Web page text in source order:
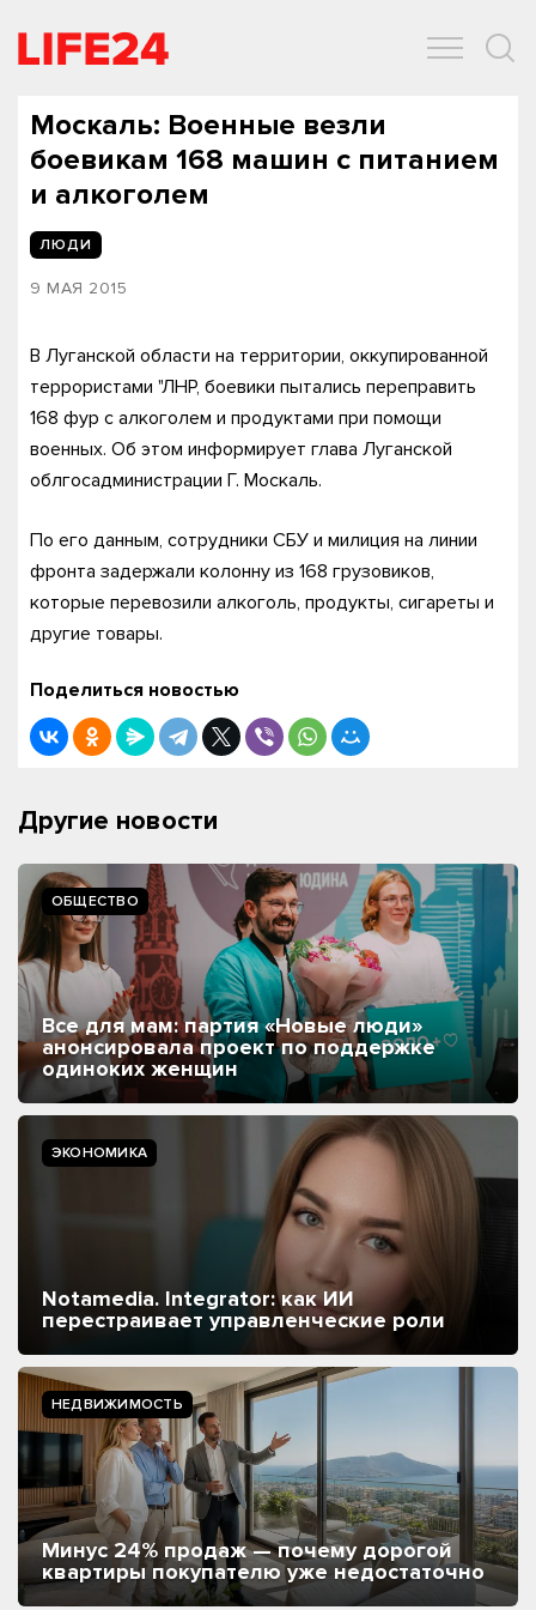
Москаль: Военные везли
боевикам 168 машин с питанием
и алкоголем
ЛЮДИ
9 МАЯ 2015
В Луганской области на территории, оккупированной
террористами "ЛНР, боевики пытались переправить
168 фур с алкоголем и продуктами при помощи
военных. Об этом информирует глава Луганской
облгосадминистрации Г. Москаль.
По его данным, сотрудники СБУ и милиция на линии
фронта задержали колонну из 168 грузовиков,
которые перевозили алкоголь, продукты, сигареты и
другие товары.
Поделиться новостью
Другие новости
ОБЩЕСТВО
Все для мам: партия «Новые люди»
анонсировала проект по поддержке
одиноких женщин
ЭКОНОМИКА
Notamedia. Integrator: как ИИ
перестраивает управленческие роли
НЕДВИЖИМОСТЬ
Минус 24% продаж — почему дорогой
квартиры покупателю уже недостаточно